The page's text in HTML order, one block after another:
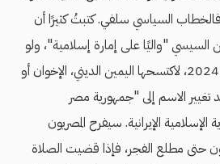
فالخطاب السياسي سلفي. كتبتُ كثيرًا أن
السيسي "واليًا على إمارة إسلامية"، ولو
أجريت انتخابات نزيهة، عام 2024، لاكتسحها اليمين الديني، الإخوان أو
تغيير الاسم إلى "جمهورية مصر
الإيرانية. سيفرح المصريون
حتى مطلع الفجر، فإذا قضيت الصلاة